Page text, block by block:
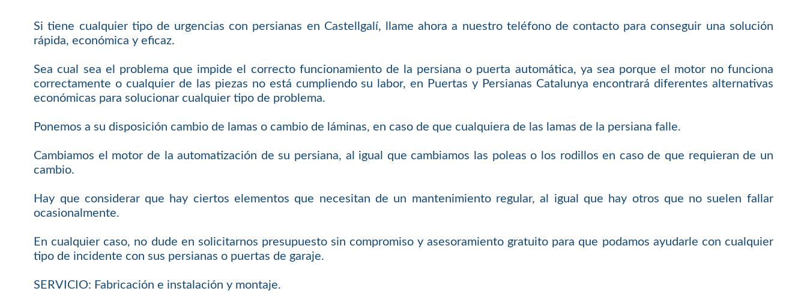
Si tiene cualquier tipo de urgencias con persianas en Castellgalí, llame ahora a nuestro teléfono de contacto para conseguir una solución
rápida, económica y eficaz.
Sea cual sea el problema que impide el correcto funcionamiento de la persiana o puerta automática, ya sea porque el motor no funciona
correctamente o cualquier de las piezas no está cumpliendo su labor, en Puertas y Persianas Catalunya encontrará diferentes alternativas
económicas para solucionar cualquier tipo de problema.
Ponemos a su disposición cambio de lamas o cambio de láminas, en caso de que cualquiera de las lamas de la persiana falle.
Cambiamos el motor de la automatización de su persiana, al igual que cambiamos las poleas o los rodillos en caso de que requieran de un
cambio.
Hay que considerar que hay ciertos elementos que necesitan de un mantenimiento regular, al igual que hay otros que no suelen fallar
ocasionalmente.
En cualquier caso, no dude en solicitarnos presupuesto sin compromiso y asesoramiento gratuito para que podamos ayudarle con cualquier
tipo de incidente con sus persianas o puertas de garaje.
SERVICIO: Fabricación e instalación y montaje.